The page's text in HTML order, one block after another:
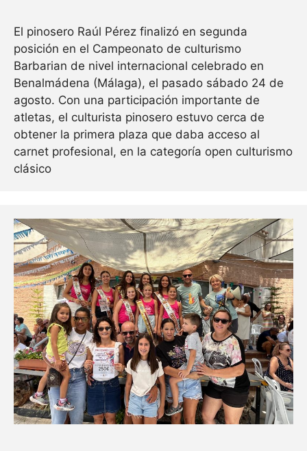
El pinosero Raúl Pérez finalizó en segunda
posición en el Campeonato de culturismo
Barbarian de nivel internacional celebrado en
Benalmádena (Málaga), el pasado sábado 24 de
agosto. Con una participación importante de
atletas, el culturista pinosero estuvo cerca de
obtener la primera plaza que daba acceso al
carnet profesional, en la categoría open culturismo
clásico